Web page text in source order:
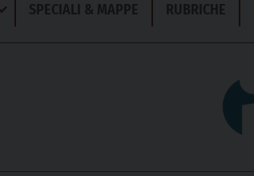
Apri
Menu
SPECIALI & MAPPE RUBRICHE